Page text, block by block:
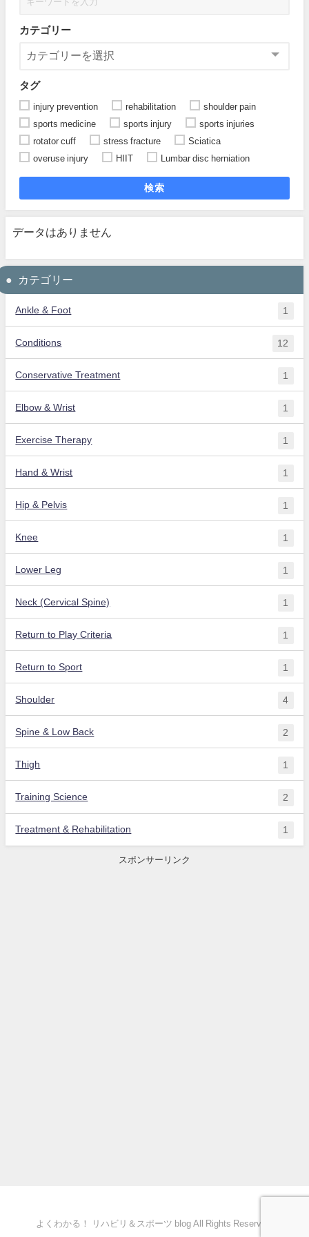
カテゴリー
タグ
injury prevention rehabilitation
shoulder pain
sports medicine
sports injury
sports injuries
rotator cuff
stress fracture
Sciatica
overuse injury
HIIT Lumbar disc herniation
検索
データはありません
カテゴリー
Ankle & Foot 1
Conditions 12
Conservative Treatment 1
Elbow & Wrist 1
Exercise Therapy 1
Hand & Wrist 1
Hip & Pelvis 1
Knee 1
Lower Leg 1
Neck (Cervical Spine) 1
Return to Play Criteria 1
Return to Sport 1
Shoulder 4
Spine & Low Back 2
Thigh 1
Training Science 2
Treatment & Rehabilitation 1
スポンサーリンク
よくわかる！ リハビリ＆スポーツ blog All Rights Reserved.